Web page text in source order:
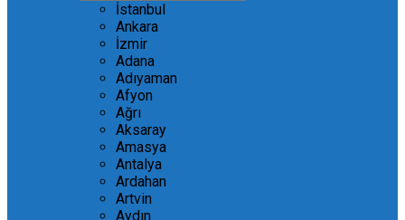
İstanbul
Ankara
İzmir
Adana
Adıyaman
Afyon
Ağrı
Aksaray
Amasya
Antalya
Ardahan
Artvin
Aydın